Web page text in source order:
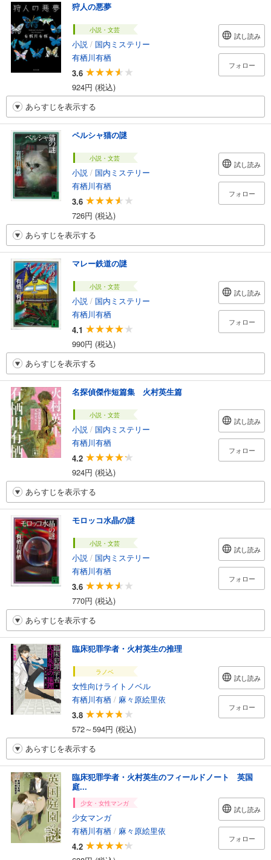
狩人の悪夢
小説・文芸
小説 / 国内ミステリー
有栖川有栖
3.6
924円 (税込)
試し読み
フォロー
あらすじを表示する
ペルシャ猫の謎
小説・文芸
小説 / 国内ミステリー
有栖川有栖
3.6
726円 (税込)
試し読み
フォロー
あらすじを表示する
マレー鉄道の謎
小説・文芸
小説 / 国内ミステリー
有栖川有栖
4.1
990円 (税込)
試し読み
フォロー
あらすじを表示する
名探偵傑作短篇集 火村英生篇
小説・文芸
小説 / 国内ミステリー
有栖川有栖
4.2
924円 (税込)
試し読み
フォロー
あらすじを表示する
モロッコ水晶の謎
小説・文芸
小説 / 国内ミステリー
有栖川有栖
3.6
770円 (税込)
試し読み
フォロー
あらすじを表示する
臨床犯罪学者・火村英生の推理
ラノベ
女性向けライトノベル
有栖川有栖 / 麻々原絵里依
3.8
572～594円 (税込)
試し読み
フォロー
あらすじを表示する
臨床犯罪学者・火村英生のフィールドノート 英国
庭...
少女・女性マンガ
少女マンガ
有栖川有栖 / 麻々原絵里依
4.2
試し読み
フォロー